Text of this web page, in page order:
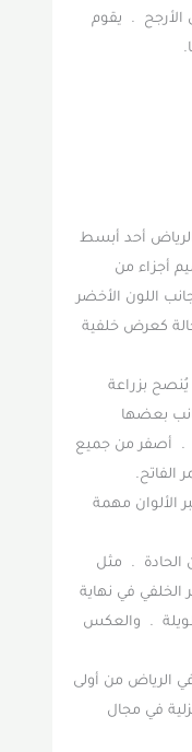
الأرجح . يقوم
أحد أبسط
أجزاء من
اللون الأخضر
كعرض خلفية
. يُنصح بزراعة
بعضها
. أصفر من جميع
الفاتح.
الألوان مهمة
الحادة . مثل
الخلفي في نهاية
. والعكس
الرياض من أولى
في مجال